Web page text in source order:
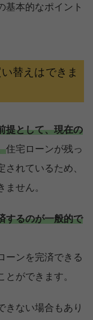
基本的なポイント
替えはできま
提として、現在の
住宅ローンが残っ
れているため、
ません。
するのが一般的で
ーンを完済できる
とができます。
きない場合もあり